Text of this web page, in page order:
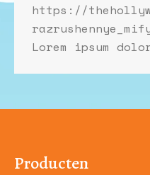
https://
Lorem ipsum
Producten